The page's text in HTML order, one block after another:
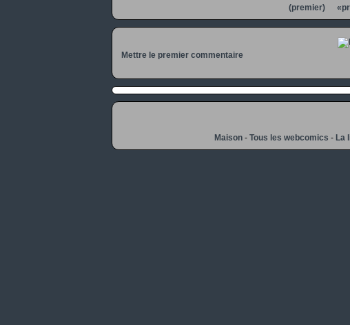
(premier)
Mettre le premier commentaire
Maison- Tous les webcomics - La